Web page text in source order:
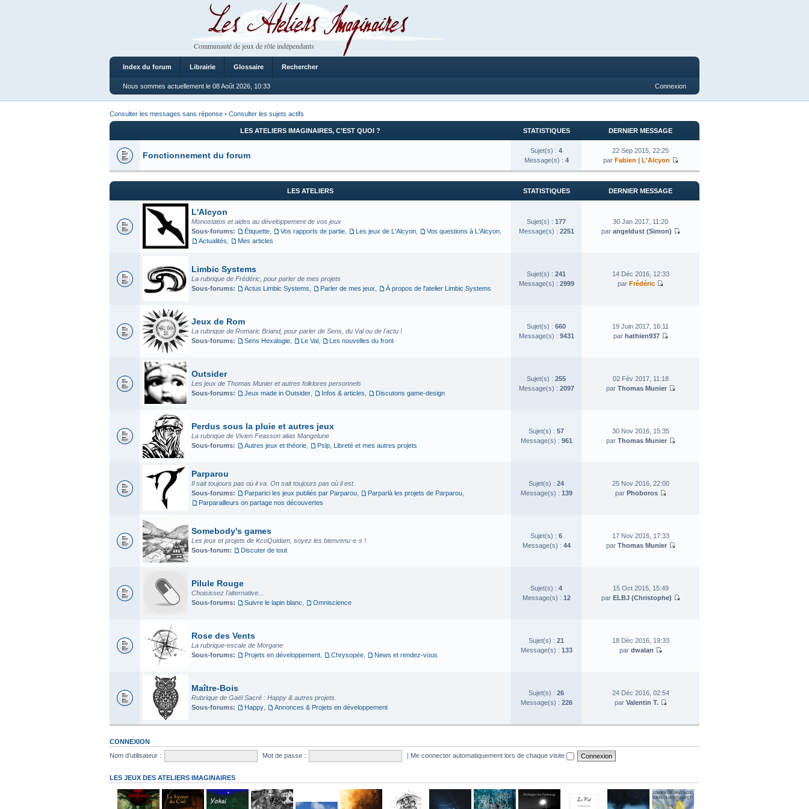
Les Ateliers Imaginaires
Communauté de jeux de rôle indépendants
Index du forum Librairie Glossaire Rechercher
Nous sommes actuellement le 08 Août 2026, 10:33 Connexion
Consulter les messages sans réponse • Consulter les sujets actifs
LES ATELIERS IMAGINAIRES, C’EST QUOI ? STATISTIQUES DERNIER MESSAGE
Fonctionnement du forum Sujet(s) : 4
Message(s) : 4
22 Sep 2015, 22:25
par Fabien | L'Alcyon
LES ATELIERS STATISTIQUES DERNIER MESSAGE
L'Alcyon
Monostatos et aides au développement de vos jeux
Sous-forums:
Étiquette Vos rapports de partie Les jeux de L'Alcyon Vos questions à L'Alcyon
Actualités
Mes articles
Sujet(s) : 177
Message(s) : 2251
30 Jan 2017, 11:20
par angeldust (Simon)
Limbic Systems
La rubrique de Frédéric, pour parler de mes projets
Sous-forums:
Actus Limbic Systems Parler de mes jeux À propos de l'atelier Limbic Systems
Sujet(s) : 241
Message(s) : 2999
14 Déc 2016, 12:33
par Frédéric
Jeux de Rom
La rubrique de Romaric Briand, pour parler de Sens, du Val ou de l'actu !
Sous-forums:
Sens Hexalogie Le Val Les nouvelles du front
Sujet(s) : 660
Message(s) : 9431
19 Juin 2017, 16:11
par hathien937
Outsider
Les jeux de Thomas Munier et autres folklores personnels
Sous-forums:
Jeux made in Outsider Infos & articles Discutons game-design
Sujet(s) : 255
Message(s) : 2097
02 Fév 2017, 11:18
par Thomas Munier
Perdus sous la pluie et autres jeux
La rubrique de Vivien Feasson alias Mangelune
Sous-forums:
Autres jeux et théorie Pslp, Libreté et mes autres projets
Sujet(s) : 57
Message(s) : 961
30 Nov 2016, 15:35
par Thomas Munier
Parparou
Il sait toujours pas où il va. On sait toujours pas où il est.
Sous-forums:
Parparici les jeux publiés par Parparou Parparlà les projets de Parparou
Parparailleurs on partage nos découvertes
Sujet(s) : 24
Message(s) : 139
25 Nov 2016, 22:00
par Phoboros
Somebody's games
Les jeux et projets de KcoQuidam, soyez les bienvenu·e·s !
Sous-forum:
Discuter de tout
Sujet(s) : 6
Message(s) : 44
17 Nov 2016, 17:33
par Thomas Munier
Pilule Rouge
Choisissez l'alternative...
Sous-forums:
Suivre le lapin blanc Omniscience
Sujet(s) : 4
Message(s) : 12
15 Oct 2015, 15:49
par ELBJ (Christophe)
Rose des Vents
La rubrique-escale de Morgane
Sous-forums:
Projets en développement Chrysopée News et rendez-vous
Sujet(s) : 21
Message(s) : 133
18 Déc 2016, 19:33
par dwalan
Maître-Bois
Rubrique de Gaël Sacré : Happy & autres projets.
Sous-forums:
Happy Annonces & Projets en développement
Sujet(s) : 26
Message(s) : 226
24 Déc 2016, 02:54
par Valentin T.
CONNEXION
Nom d’utilisateur :
Mot de passe : | Me connecter automatiquement lors de chaque visite
LES JEUX DES ATELIERS IMAGINAIRES